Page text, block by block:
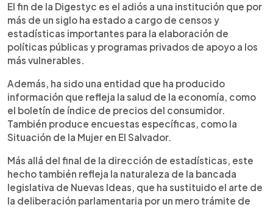
El fin de la Digestyc es el adiós a una institución que por
más de un siglo ha estado a cargo de censos y
estadísticas importantes para la elaboración de
políticas públicas y programas privados de apoyo a los
más vulnerables.
Además, ha sido una entidad que ha producido
información que refleja la salud de la economía, como
el boletín de índice de precios del consumidor.
También produce encuestas específicas, como la
Situación de la Mujer en El Salvador.
Más allá del final de la dirección de estadísticas, este
hecho también refleja la naturaleza de la bancada
legislativa de Nuevas Ideas, que ha sustituido el arte de
la deliberación parlamentaria por un mero trámite de